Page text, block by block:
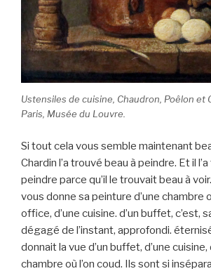
Ustensiles de cuisine, Chaudron, Poêlon et
Paris, Musée du Louvre.
Si tout cela vous semble maintenant
Chardin l’a trouvé beau à peindre. Et il
peindre parce qu’il le trouvait beau à
vous donne sa peinture d’une chambre
office, d’une cuisine. d’un buffet, c’est,
dégagé de l’instant, approfondi.
donnait la vue d’un buffet, d’une cuisine,
chambre où l’on coud. Ils sont si